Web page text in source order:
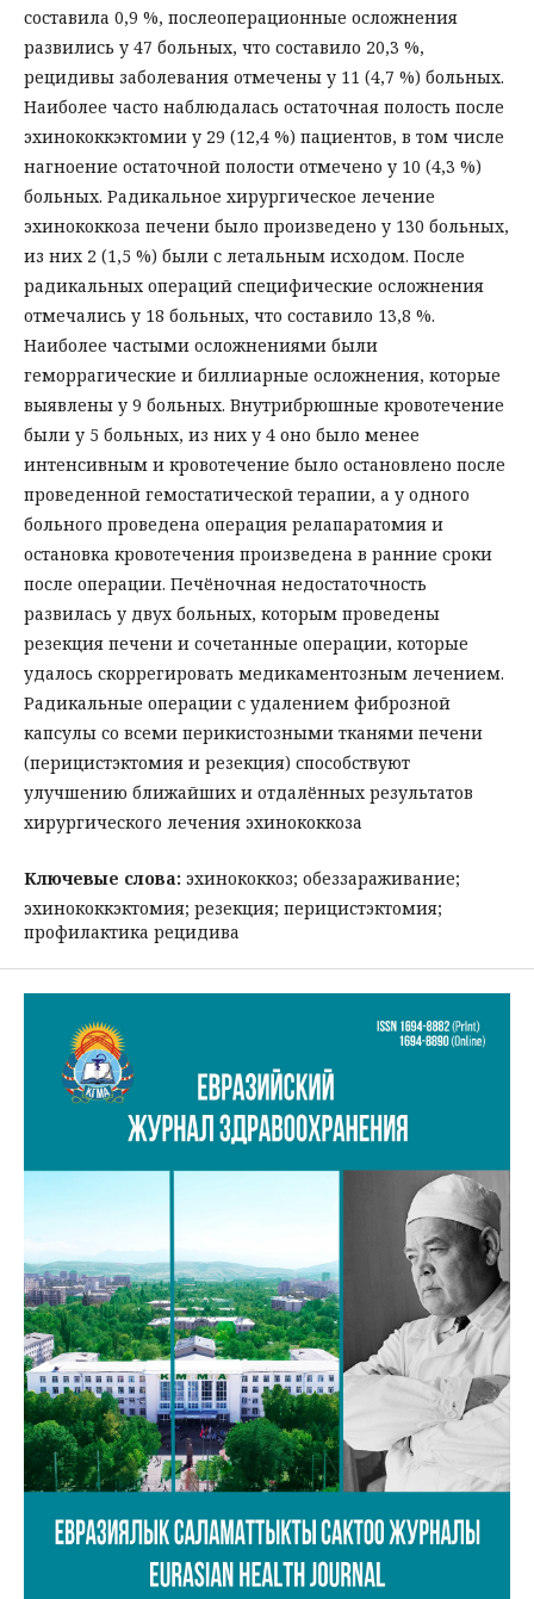
составила 0,9 %, послеоперационные осложнения
развились у 47 больных, что составило 20,3 %,
рецидивы заболевания отмечены у 11 (4,7 %) больных.
Наиболее часто наблюдалась остаточная полость после
эхинококкэктомии у 29 (12,4 %) пациентов, в том числе
нагноение остаточной полости отмечено у 10 (4,3 %)
больных. Радикальное хирургическое лечение
эхинококкоза печени было произведено у 130 больных,
из них 2 (1,5 %) были с летальным исходом. После
радикальных операций специфические осложнения
отмечались у 18 больных, что составило 13,8 %.
Наиболее частыми осложнениями были
геморрагические и биллиарные осложнения, которые
выявлены у 9 больных. Внутрибрюшные кровотечение
были у 5 больных, из них у 4 оно было менее
интенсивным и кровотечение было остановлено после
проведенной гемостатической терапии, а у одного
больного проведена операция релапаратомия и
остановка кровотечения произведена в ранние сроки
после операции. Печёночная недостаточность
развилась у двух больных, которым проведены
резекция печени и сочетанные операции, которые
удалось скоррегировать медикаментозным лечением.
Радикальные операции с удалением фиброзной
капсулы со всеми перикистозными тканями печени
(перицистэктомия и резекция) способствуют
улучшению ближайших и отдалённых результатов
хирургического лечения эхинококкоза
Ключевые слова: эхинококкоз; обеззараживание;
эхинококкэктомия; резекция; перицистэктомия;
профилактика рецидива